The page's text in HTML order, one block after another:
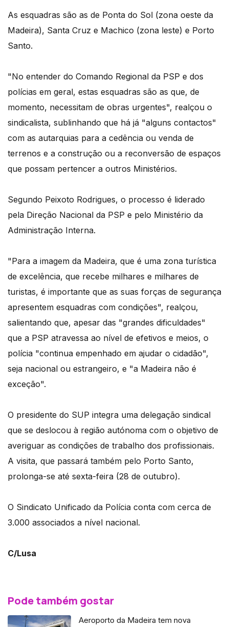
As esquadras são as de Ponta do Sol (zona oeste da
Madeira), Santa Cruz e Machico (zona leste) e Porto
Santo.
"No entender do Comando Regional da PSP e dos
polícias em geral, estas esquadras são as que, de
momento, necessitam de obras urgentes", realçou o
sindicalista, sublinhando que há já "alguns contactos"
com as autarquias para a cedência ou venda de
terrenos e a construção ou a reconversão de espaços
que possam pertencer a outros Ministérios.
Segundo Peixoto Rodrigues, o processo é liderado
pela Direção Nacional da PSP e pelo Ministério da
Administração Interna.
"Para a imagem da Madeira, que é uma zona turística
de excelência, que recebe milhares e milhares de
turistas, é importante que as suas forças de segurança
apresentem esquadras com condições", realçou,
salientando que, apesar das "grandes dificuldades"
que a PSP atravessa ao nível de efetivos e meios, o
polícia "continua empenhado em ajudar o cidadão",
seja nacional ou estrangeiro, e "a Madeira não é
exceção".
O presidente do SUP integra uma delegação sindical
que se deslocou à região autónoma com o objetivo de
averiguar as condições de trabalho dos profissionais.
A visita, que passará também pelo Porto Santo,
prolonga-se até sexta-feira (28 de outubro).
O Sindicato Unificado da Polícia conta com cerca de
3.000 associados a nível nacional.
C/Lusa
Pode também gostar
Aeroporto da Madeira tem nova